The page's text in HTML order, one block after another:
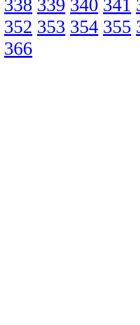
338 339 340 341
352 353 354 355
366